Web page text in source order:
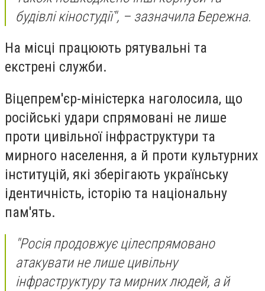
будівлі кіностудії", – зазначила Бережна.
На місці працюють рятувальні та
екстрені служби.
Віцепрем'єр-міністерка наголосила, що
російські удари спрямовані не лише
проти цивільної інфраструктури та
мирного населення, а й проти культурних
інституцій, які зберігають українську
ідентичність, історію та національну
пам'ять.
"Росія продовжує цілеспрямовано
атакувати не лише цивільну
інфраструктуру та мирних людей, а й